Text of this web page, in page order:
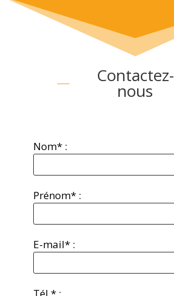
Contactez-
nous
Nom* :
Prénom* :
E-mail* :
Tél.* :